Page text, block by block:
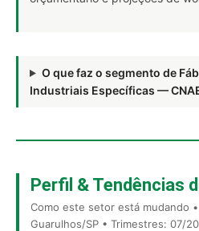
O que faz o segmento de
Industriais Específicas —
Perfil & Tendências
Como este setor está mudando
Guarulhos/SP • Trimestres: 07/